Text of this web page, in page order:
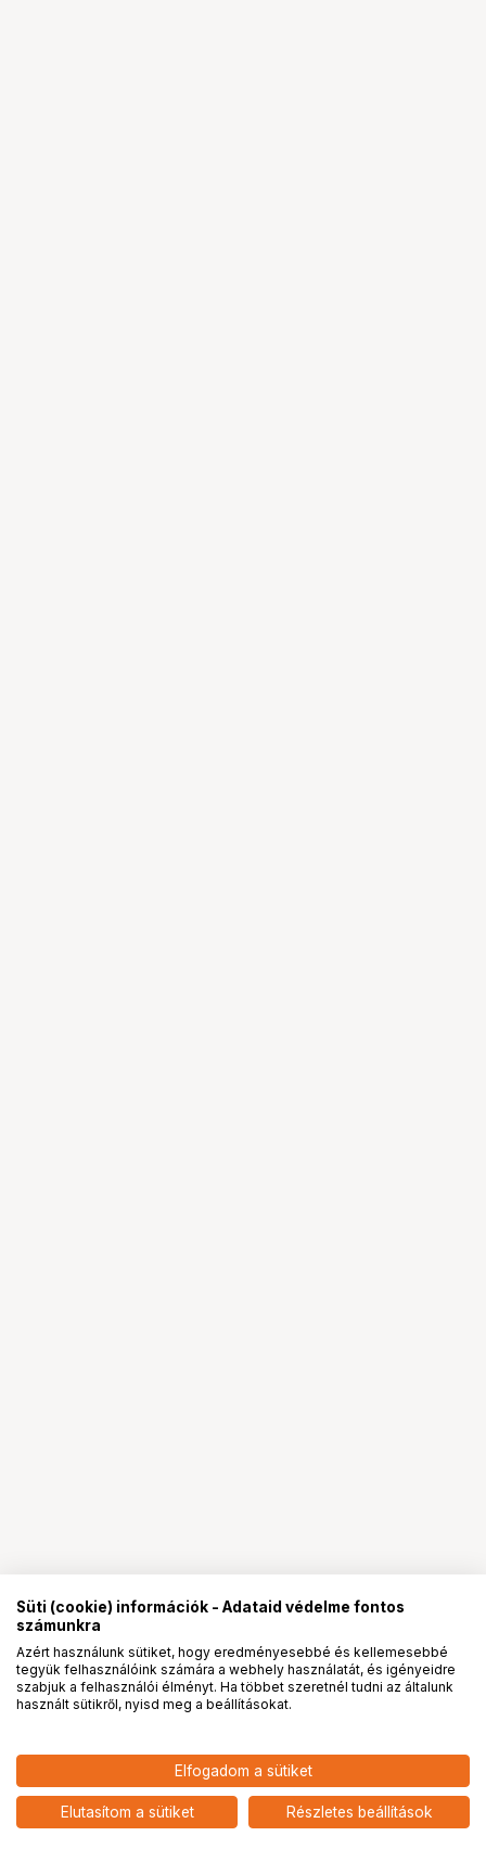
Insta360 GO Ultra gyorskioldó
biztonsági zsinór (szürke)
add
PROpartnerségek
Süti (cookie) információk - Adataid védelme fontos
számunkra
Azért használunk sütiket, hogy eredményesebbé és kellemesebbé
tegyük felhasználóink számára a webhely használatát, és igényeidre
szabjuk a felhasználói élményt. Ha többet szeretnél tudni az általunk
használt sütikről, nyisd meg a beállításokat.
Elfogadom a sütiket
Elutasítom a sütiket Részletes beállítások